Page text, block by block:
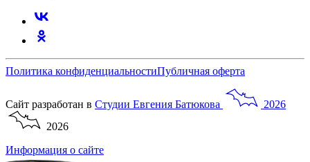
Политика конфиденциальностиПубличная оферта
Сайт разработан в Студии Евгения Батюкова
2026
2026
Информация о сайте